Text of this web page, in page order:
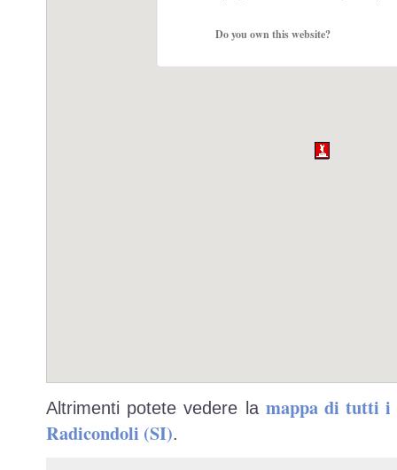
Do you own this website?
Altrimenti potete vedere la mappa di tutti i
Radicondoli (SI).